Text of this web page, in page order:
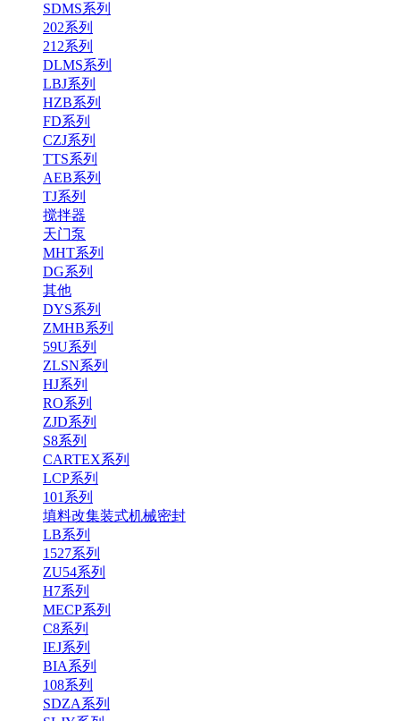
SDMS系列
202系列
212系列
DLMS系列
LBJ系列
HZB系列
FD系列
CZJ系列
TTS系列
AEB系列
TJ系列
搅拌器
天门泵
MHT系列
DG系列
其他
DYS系列
ZMHB系列
59U系列
ZLSN系列
HJ系列
RO系列
ZJD系列
S8系列
CARTEX系列
LCP系列
101系列
填料改集装式机械密封
LB系列
1527系列
ZU54系列
H7系列
MECP系列
C8系列
IEJ系列
BIA系列
108系列
SDZA系列